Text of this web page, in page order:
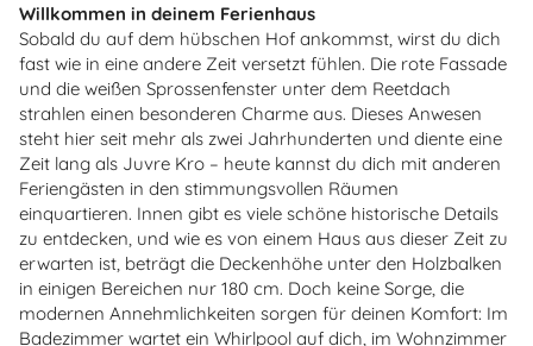
Willkommen in deinem Ferienhaus
Sobald du auf dem hübschen Hof ankommst, wirst du dich
fast wie in eine andere Zeit versetzt fühlen. Die rote Fassade
und die weißen Sprossenfenster unter dem Reetdach
strahlen einen besonderen Charme aus. Dieses Anwesen
steht hier seit mehr als zwei Jahrhunderten und diente eine
Zeit lang als Juvre Kro – heute kannst du dich mit anderen
Feriengästen in den stimmungsvollen Räumen
einquartieren. Innen gibt es viele schöne historische Details
zu entdecken, und wie es von einem Haus aus dieser Zeit zu
erwarten ist, beträgt die Deckenhöhe unter den Holzbalken
in einigen Bereichen nur 180 cm. Doch keine Sorge, die
modernen Annehmlichkeiten sorgen für deinen Komfort: Im
Badezimmer wartet ein Whirlpool auf dich, im Wohnzimmer